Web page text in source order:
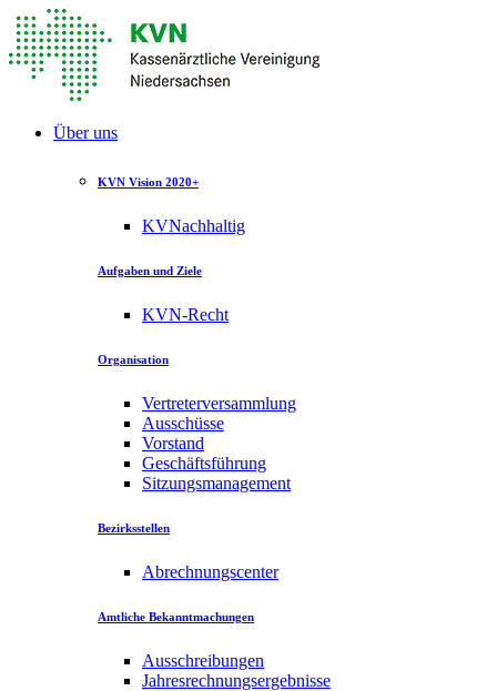
Über uns
KVN Vision 2020+
KVNachhaltig
Aufgaben und Ziele
KVN-Recht
Organisation
Vertreterversammlung
Ausschüsse
Vorstand
Geschäftsführung
Sitzungsmanagement
Bezirksstellen
Abrechnungscenter
Amtliche Bekanntmachungen
Ausschreibungen
Jahresrechnungsergebnisse